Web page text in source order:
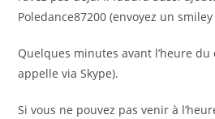
Poledance87200 (envoyez un
Quelques minutes avant l’heure du
appelle via Skype).
Si vous ne pouvez pas venir à